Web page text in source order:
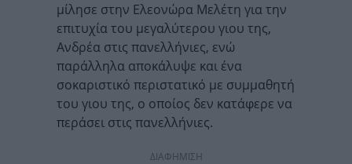
μίλησε στην Ελεονώρα Μελέτη για την
επιτυχία του μεγαλύτερου γιου της,
Ανδρέα στις πανελλήνιες, ενώ
παράλληλα αποκάλυψε και ένα
σοκαριστικό περιστατικό με συμμαθητή
του γιου της, ο οποίος δεν κατάφερε να
περάσει στις πανελλήνιες.
ΔΙΑΦΗΜΙΣΗ